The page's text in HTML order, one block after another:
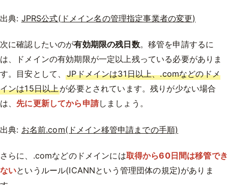
出典: JPRS公式(ドメイン名の管理指定事業者の変更)
次に確認したいのが有効期限の残日数。移管を申請するに
は、ドメインの有効期限が一定以上残っている必要がありま
す。目安として、JPドメインは31日以上、.comなどのドメ
インは15日以上が必要とされています。残りが少ない場合
は、 先に更新してから申請しましょう。
出典: お名前.com(ドメイン移管申請までの手順)
さらに、.comなどのドメインには取得から60日間は移管でき
ないというルール(ICANNという管理団体の規定)がありま